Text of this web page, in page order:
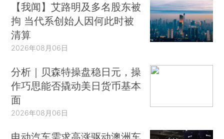
【我闻】艾路明及多名股东被
拘 当代系创始人因何此时被
清算
2026年08月06日
分析｜贝森特操盘稳日元，操
作巧思能否撬动美日货币基本
面
2026年08月06日